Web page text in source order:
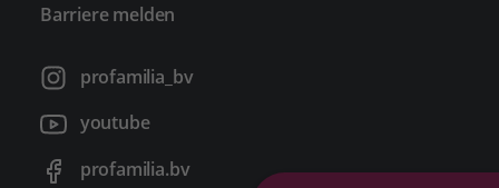
Barriere melden
profamilia_bv
youtube
profamilia.bv